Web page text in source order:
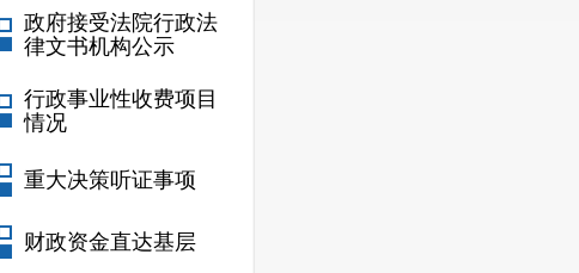
政府接受法院行政法
律文书机构公示
行政事业性收费项目
情况
重大决策听证事项
财政资金直达基层